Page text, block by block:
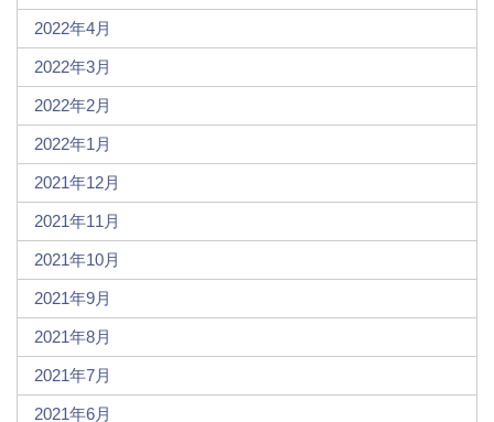
2022年4月
2022年3月
2022年2月
2022年1月
2021年12月
2021年11月
2021年10月
2021年9月
2021年8月
2021年7月
2021年6月